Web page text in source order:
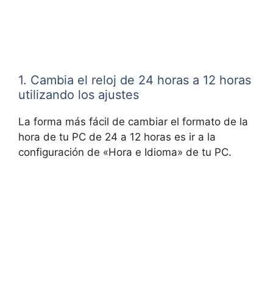
1. Cambia el reloj de 24 horas a 12 horas
utilizando los ajustes
La forma más fácil de cambiar el formato de la
hora de tu PC de 24 a 12 horas es ir a la
configuración de «Hora e Idioma» de tu PC.